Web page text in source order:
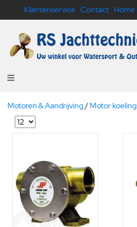
Klantenservice Contact Home
Motoren & Aandrijving/Motor koeling